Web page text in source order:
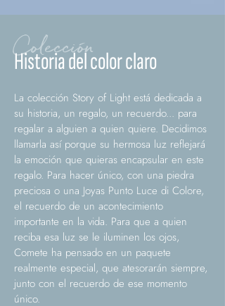
Colección
Historia del color claro
La colección Story of Light está dedicada a
su historia, un regalo, un recuerdo... para
regalar a alguien a quien quiere. Decidimos
llamarla así porque su hermosa luz reflejará
la emoción que quieras encapsular en este
regalo. Para hacer único, con una piedra
preciosa o una Joyas Punto Luce di Colore,
el recuerdo de un acontecimiento
importante en la vida. Para que a quien
reciba esa luz se le iluminen los ojos,
Comete ha pensado en un paquete
realmente especial, que atesorarán siempre,
junto con el recuerdo de ese momento
único.